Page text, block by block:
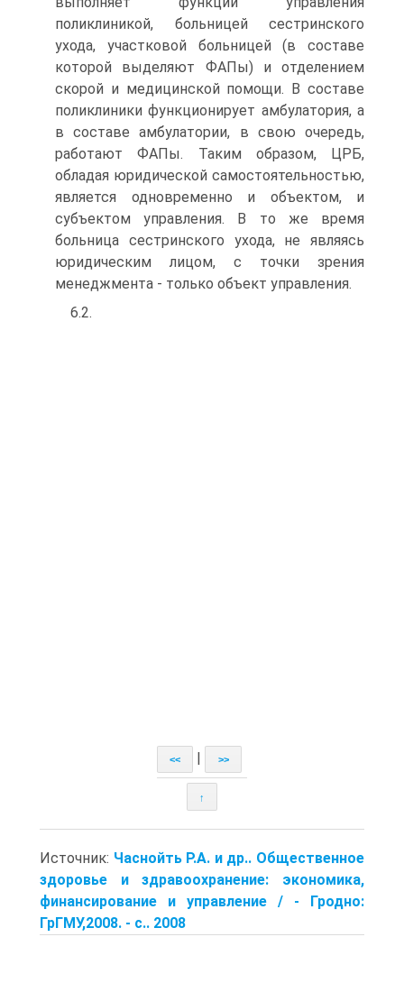
поликлиникой, больницей сестринского
ухода, участковой больницей (в составе
которой выделяют ФАПы) и отделением
скорой и медицинской помощи. В составе
поликлиники функционирует амбулатория, а
в составе амбулатории, в свою очередь,
работают ФАПы. Таким образом, ЦРБ,
обладая юридической самостоятельностью,
является одновременно и объектом, и
субъектом управления. В то же время
больница сестринского ухода, не являясь
юридическим лицом, с точки зрения
менеджмента - только объект управления.
6.2.
<< >>
↑
Источник: Часнойть Р.А. и др.. Общественное
здоровье и здравоохранение: экономика,
финансирование и управление / - Гродно:
ГрГМУ,2008. - с.. 2008